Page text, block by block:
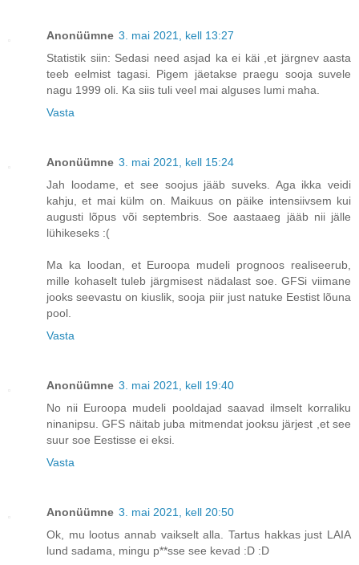
Anonüümne 3. mai 2021, kell 13:27
Statistik siin: Sedasi need asjad ka ei käi ,et järgnev aasta
teeb eelmist tagasi. Pigem jäetakse praegu sooja suvele
nagu 1999 oli. Ka siis tuli veel mai alguses lumi maha.
Vasta
Anonüümne 3. mai 2021, kell 15:24
Jah loodame, et see soojus jääb suveks. Aga ikka veidi
kahju, et mai külm on. Maikuus on päike intensiivsem kui
augusti lõpus või septembris. Soe aastaaeg jääb nii jälle
lühikeseks :(
Ma ka loodan, et Euroopa mudeli prognoos realiseerub,
mille kohaselt tuleb järgmisest nädalast soe. GFSi viimane
jooks seevastu on kiuslik, sooja piir just natuke Eestist lõuna
pool.
Vasta
Anonüümne 3. mai 2021, kell 19:40
No nii Euroopa mudeli pooldajad saavad ilmselt korraliku
ninanipsu. GFS näitab juba mitmendat jooksu järjest ,et see
suur soe Eestisse ei eksi.
Vasta
Anonüümne 3. mai 2021, kell 20:50
Ok, mu lootus annab vaikselt alla. Tartus hakkas just LAIA
lund sadama, mingu p**sse see kevad :D :D